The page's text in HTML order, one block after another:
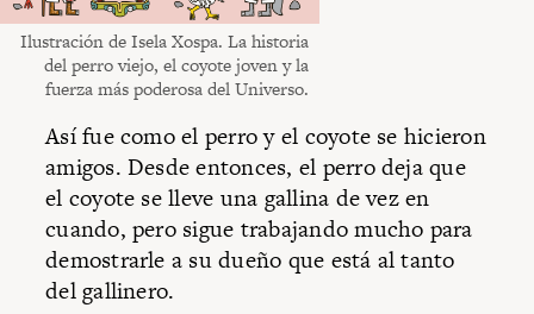
Ilustración de Isela Xospa. La historia
del perro viejo, el coyote joven y la
fuerza más poderosa del Universo.
Así fue como el perro y el coyote se hicieron
amigos. Desde entonces, el perro deja que
el coyote se lleve una gallina de vez en
cuando, pero sigue trabajando mucho para
demostrarle a su dueño que está al tanto
del gallinero.